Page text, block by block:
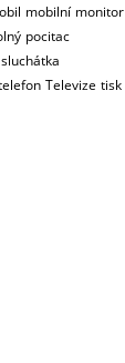
mobilní monitor
pocitac
sluchátka
Televize tisk